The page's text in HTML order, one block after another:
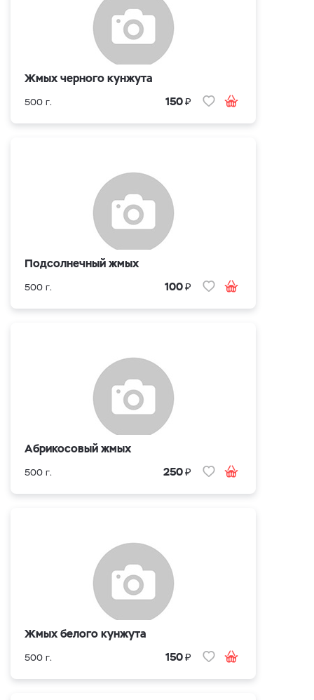
Жмых черного кунжута
500 г. 150₽
Подсолнечный жмых
500 г. 100₽
Абрикосовый жмых
500 г. 250₽
Жмых белого кунжута
500 г. 150₽